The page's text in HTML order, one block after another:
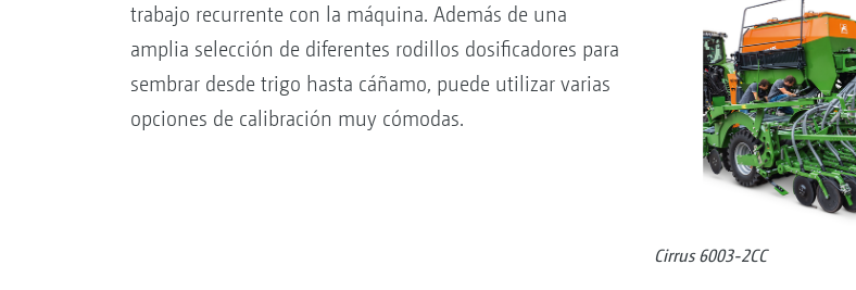
Cirrus 6003-2CC
trabajo recurrente con la máquina. Además de una
amplia selección de diferentes rodillos dosificadores para
sembrar desde trigo hasta cáñamo, puede utilizar varias
opciones de calibración muy cómodas.